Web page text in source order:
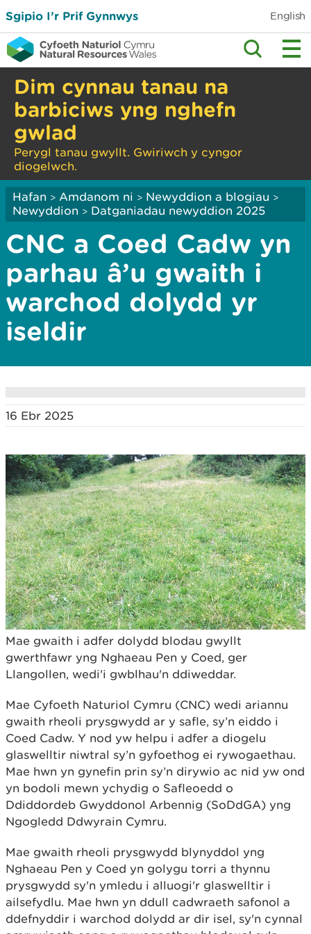
Sgipio I’r Prif Gynnwys English
Dim cynnau tanau na
barbiciws yng nghefn
gwlad
Perygl tanau gwyllt. Gwiriwch y cyngor
diogelwch.
Hafan > Amdanom ni > Newyddion a blogiau >
Newyddion > Datganiadau newyddion 2025
CNC a Coed Cadw yn
parhau â’u gwaith i
warchod dolydd yr
iseldir
16 Ebr 2025
Mae gwaith i adfer dolydd blodau gwyllt
gwerthfawr yng Nghaeau Pen y Coed, ger
Llangollen, wedi'i gwblhau'n ddiweddar.
Mae Cyfoeth Naturiol Cymru (CNC) wedi ariannu
gwaith rheoli prysgwydd ar y safle, sy’n eiddo i
Coed Cadw. Y nod yw helpu i adfer a diogelu
glaswelltir niwtral sy’n gyfoethog ei rywogaethau.
Mae hwn yn gynefin prin sy’n dirywio ac nid yw ond
yn bodoli mewn ychydig o Safleoedd o
Ddiddordeb Gwyddonol Arbennig (SoDdGA) yng
Ngogledd Ddwyrain Cymru.
Mae gwaith rheoli prysgwydd blynyddol yng
Nghaeau Pen y Coed yn golygu torri a thynnu
prysgwydd sy'n ymledu i alluogi'r glaswelltir i
ailsefydlu. Mae hwn yn ddull cadwraeth safonol a
ddefnyddir i warchod dolydd ar dir isel, sy'n cynnal